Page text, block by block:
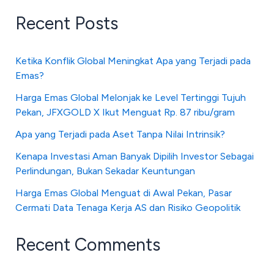
Recent Posts
Ketika Konflik Global Meningkat Apa yang Terjadi pada
Emas?
Harga Emas Global Melonjak ke Level Tertinggi Tujuh
Pekan, JFXGOLD X Ikut Menguat Rp. 87 ribu/gram
Apa yang Terjadi pada Aset Tanpa Nilai Intrinsik?
Kenapa Investasi Aman Banyak Dipilih Investor Sebagai
Perlindungan, Bukan Sekadar Keuntungan
Harga Emas Global Menguat di Awal Pekan, Pasar
Cermati Data Tenaga Kerja AS dan Risiko Geopolitik
Recent Comments